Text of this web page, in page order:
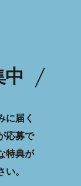
に届く
応募で
特典が
。